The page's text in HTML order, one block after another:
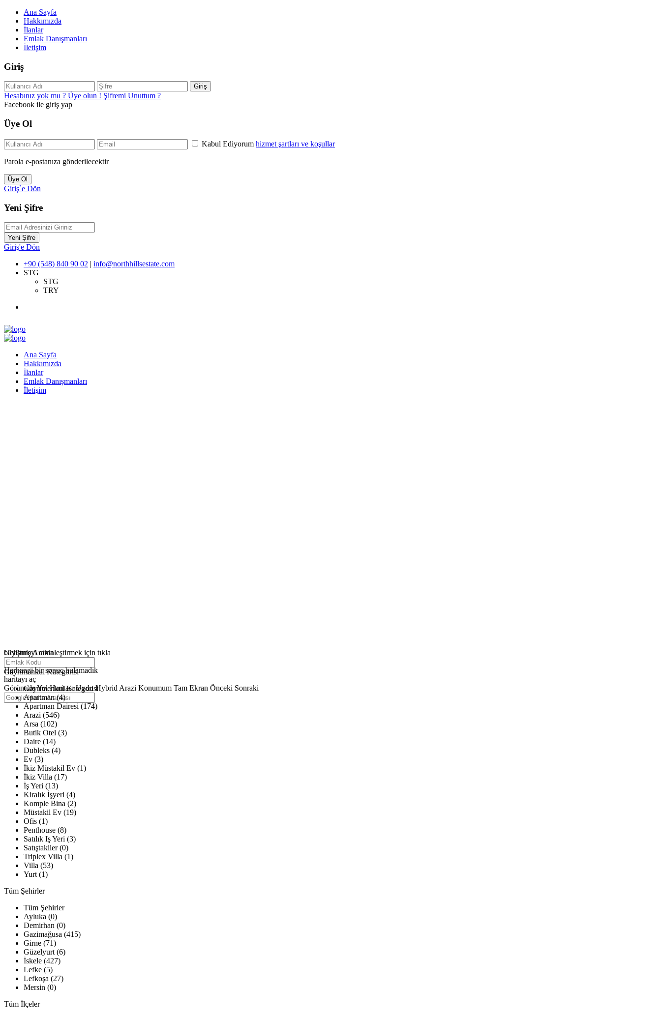
Ana Sayfa
Hakkımızda
İlanlar
Emlak Danışmanları
İletişim
Giriş
Giriş
Hesabınız yok mu ? Üye olun ! Şifremi Unuttum ?
Facebook ile giriş yap
Üye Ol
Kabul Ediyorum hizmet şartları ve koşullar
Parola e-postanıza gönderilecektir
Üye Ol
Giriş`e Dön
Yeni Şifre
Yeni Şifre
Giriş'e Dön
+90 (548) 840 90 02 | info@northhillsestate.com
STG
STG
TRY
Ana Sayfa
Hakkımızda
İlanlar
Emlak Danışmanları
İletişim
büyütmeyi etkinleştirmek için tıkla
Haritalar yükleniyor
Herhangi bir sonuç bulamadık
haritayı aç
GörüntüleYol Haritası Uydu Hybrid Arazi Konumum Tam Ekran Önceki Sonraki
Gelişmiş Arama
Gayrimenkul Kategorisi
Gayrimenkul Kategorisi
Apartman (4)
Apartman Dairesi (174)
Arazi (546)
Arsa (102)
Butik Otel (3)
Daire (14)
Dubleks (4)
Ev (3)
İkiz Müstakil Ev (1)
İkiz Villa (17)
İş Yeri (13)
Kiralık İşyeri (4)
Komple Bina (2)
Müstakil Ev (19)
Ofis (1)
Penthouse (8)
Satılık Iş Yeri (3)
Satıştakiler (0)
Triplex Villa (1)
Villa (53)
Yurt (1)
Tüm Şehirler
Tüm Şehirler
Ayluka (0)
Demirhan (0)
Gazimağusa (415)
Girne (71)
Güzelyurt (6)
İskele (427)
Lefke (5)
Lefkoşa (27)
Mersin (0)
Tüm İlçeler